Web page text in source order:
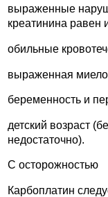
выраженные
креатинина равен
обильные
выраженная
беременность и
детский возраст
недостаточно).
С осторожностью
Карбоплатин